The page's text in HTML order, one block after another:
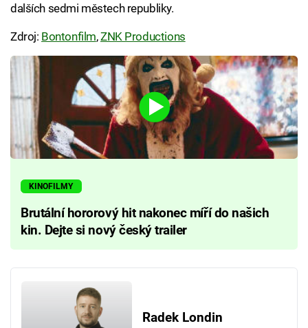
dalších sedmi městech republiky.
Zdroj: Bontonfilm,ZNK Productions
KINOFILMY
Brutální hororový hit nakonec míří do našich
kin. Dejte si nový český trailer
Radek Londin